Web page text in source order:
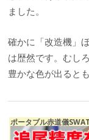
ました。
確かに「改造機」
は歴然です。むし
豊かな色が出ると
ポータブル赤道儀